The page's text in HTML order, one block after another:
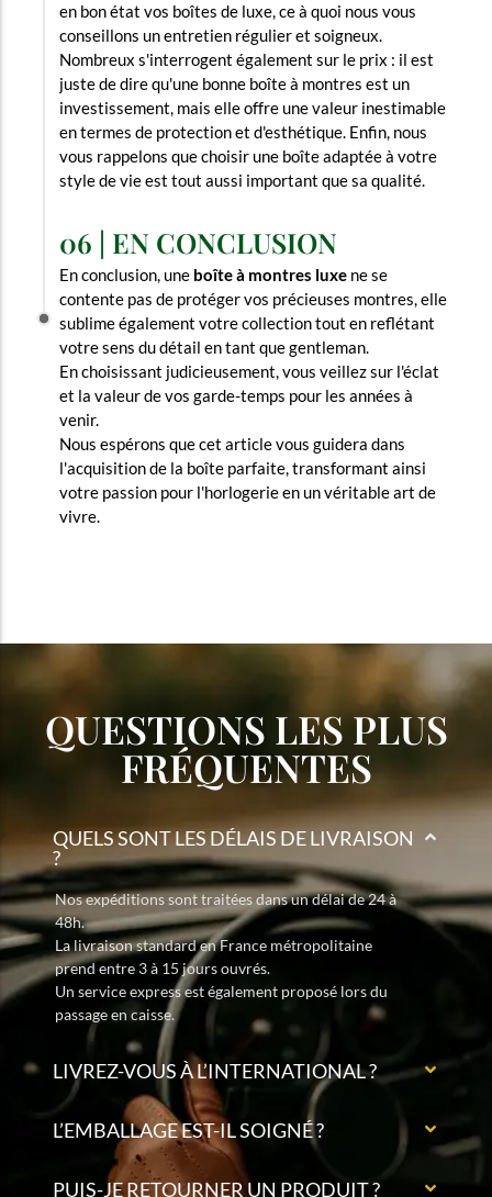
en bon état vos boîtes de luxe, ce à quoi nous vous
conseillons un entretien régulier et soigneux.
Nombreux s'interrogent également sur le prix : il est
juste de dire qu'une bonne boîte à montres est un
investissement, mais elle offre une valeur inestimable
en termes de protection et d'esthétique. Enfin, nous
vous rappelons que choisir une boîte adaptée à votre
style de vie est tout aussi important que sa qualité.
06 | EN CONCLUSION
En conclusion, une boîte à montres luxe ne se
contente pas de protéger vos précieuses montres, elle
sublime également votre collection tout en reflétant
votre sens du détail en tant que gentleman.
En choisissant judicieusement, vous veillez sur l'éclat
et la valeur de vos garde-temps pour les années à
venir.
Nous espérons que cet article vous guidera dans
l'acquisition de la boîte parfaite, transformant ainsi
votre passion pour l'horlogerie en un véritable art de
vivre.
QUESTIONS LES PLUS
FRÉQUENTES
QUELS SONT LES DÉLAIS DE LIVRAISON
?
Nos expéditions sont traitées dans un délai de 24 à
48h.
La livraison standard en France métropolitaine
prend entre 3 à 15 jours ouvrés.
Un service express est également proposé lors du
passage en caisse.
LIVREZ-VOUS À L’INTERNATIONAL ?
L’EMBALLAGE EST-IL SOIGNÉ ?
PUIS-JE RETOURNER UN PRODUIT ?